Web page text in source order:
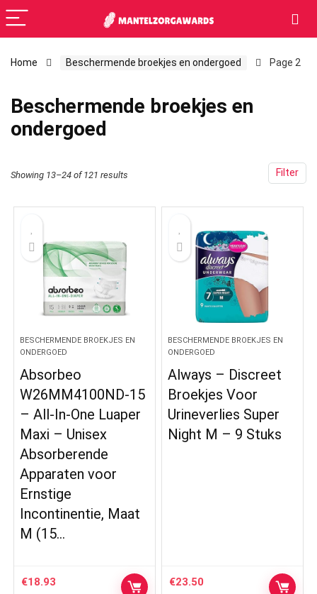
Home Beschermende broekjes en ondergoed Page 2
Beschermende broekjes en
ondergoed
Filter
Showing 13–24 of 121 results
BESCHERMENDE BROEKJES EN
ONDERGOED
Absorbeo
W26MM4100ND-15
– All-In-One Luaper
Maxi – Unisex
Absorberende
Apparaten voor
Ernstige
Incontinentie, Maat
M (15…
€18.93
BESCHERMENDE BROEKJES EN
ONDERGOED
Always – Discreet
Broekjes Voor
Urineverlies Super
Night M – 9 Stuks
€23.50